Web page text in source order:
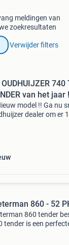
meldingen van
zoekresultaten
Verwijder filters
740 Tender
van het jaar
model !! Ga nu
dealer om er
860 - 52
860 tender
tender is een